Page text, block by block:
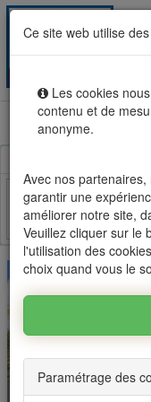
Ce site web utilise
Les cookies
contenu et de
anonyme.
Avec nos
garantir une
améliorer notre site,
Veuillez cliquer sur le
l'utilisation des
choix quand vous le
Paramétrage des
Rental sale real
Facebook